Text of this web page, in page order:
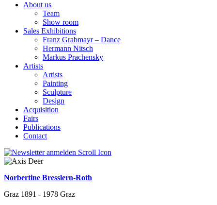
About us
Team
Show room
Sales Exhibitions
Franz Grabmayr – Dance
Hermann Nitsch
Markus Prachensky
Artists
Artists
Painting
Sculpture
Design
Acquisition
Fairs
Publications
Contact
Norbertine Bresslern-Roth
Graz 1891 - 1978 Graz